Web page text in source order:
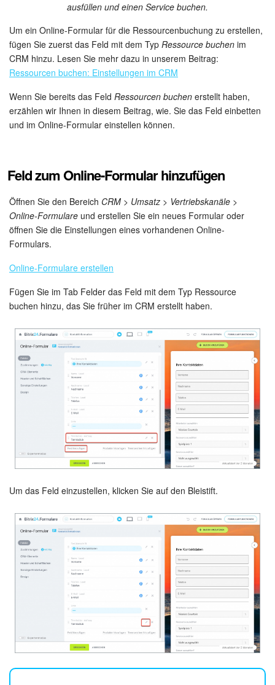
KI in Bitrix24
Elektronische Unterschrift für HR
Elektronische Unterschrift
Bestandsverwaltung
Contact Center
Vertriebsstelle
CRM-Analytik
Automatisierung
Workflows
Mitarbeiter
Onlineshop
Websites
Anwendungen
Wissensbasis
Videokonferenzen
Telefonie
Einstellungen
Bitrix24 Messenger
Allgemeine Fragen
On-Premise Version
ausfüllen und einen Service buchen.
Um ein Online-Formular für die Ressourcenbuchung zu erstellen,
fügen Sie zuerst das Feld mit dem Typ Ressource buchen im
CRM hinzu. Lesen Sie mehr dazu in unserem Beitrag:
Ressourcen buchen: Einstellungen im CRM
Wenn Sie bereits das Feld Ressourcen buchen erstellt haben,
erzählen wir Ihnen in diesem Beitrag, wie. Sie das Feld einbetten
und im Online-Formular einstellen können.
Feld zum Online-Formular hinzufügen
Öffnen Sie den Bereich CRM > Umsatz > Vertriebskanäle >
Online-Formulare und erstellen Sie ein neues Formular oder
öffnen Sie die Einstellungen eines vorhandenen Online-
Formulars.
Online-Formulare erstellen
Fügen Sie im Tab Felder das Feld mit dem Typ Ressource
buchen hinzu, das Sie früher im CRM erstellt haben.
Um das Feld einzustellen, klicken Sie auf den Bleistift.